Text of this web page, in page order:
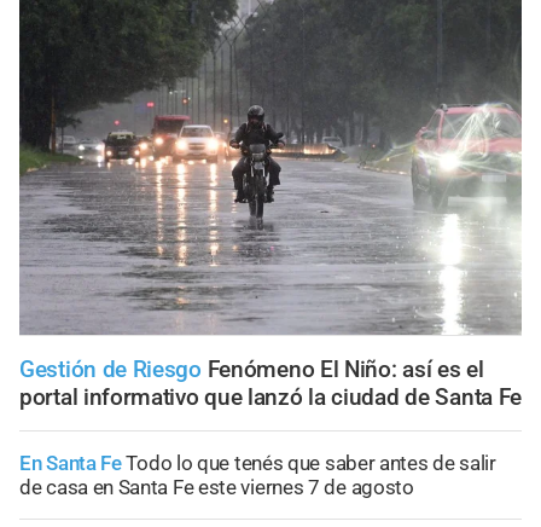
Gestión de Riesgo Fenómeno El Niño: así es el
portal informativo que lanzó la ciudad de Santa Fe
En Santa FeTodo lo que tenés que saber antes de salir
de casa en Santa Fe este viernes 7 de agosto